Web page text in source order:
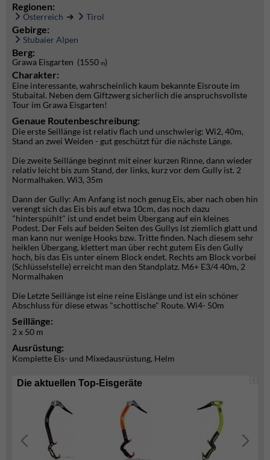
Regionen:
Österreich Tirol
Gebirge:
Stubaier Alpen
Berg:
Grawa Eisgarten (1550 m)
Charakter:
Eine interessante, wahrscheinlich kaum bekannte Eisroute im
Stubaital. Neben dem Giftzwerg sicherlich die anspruchsvollste
Tour im Grawa Eisgarten!
Genaue Routenbeschreibung:
Die erste Seillänge ist relativ flach und unschwierig: Wi2, 40m,
Stand an zwei Weiden - gut geschützt für die nächste Länge.
Die zweite Seillänge beginnt mit einer kurzen Rinne, dann wieder
relativ leicht bis zum Stand, der links, kurz vor dem Gully ist. 2
Normalhaken. Wi3, 35m
Dann der Gully: Am Anfang ist noch genug Eis, aber nach oben hin
verengt sich das Eis bis auf etwa 10cm, das noch dazu
"hinterspühlt" ist und endet beim Übergang auf ein kleines
Podest. Der Fels auf beiden Seiten des Gullys ist ziemlich glatt und
man kann nur wenige Hooks bzw. Tritte finden. Nach diesem sehr
heiklen Übergang, klettert man über recht gutem Eis den Gully
hoch, bis das Eis unter einem Block endet. Rechts am Block vorbei
(Schlüsselstelle) erreicht man den Standplatz. M6+ E3/4 40m, 2
Normalhaken
Die Letzte Seillänge ist eine reine Eislänge und ist ein schöner
Abschluss für diese etwas "schottische" Route. Wi4- 50m
Seillänge:
2 x 50 m
Ausrüstung:
Komplette Eis- und Mixedausrüstung, Helm
i
Die aktuellen Top-Eisgeräte